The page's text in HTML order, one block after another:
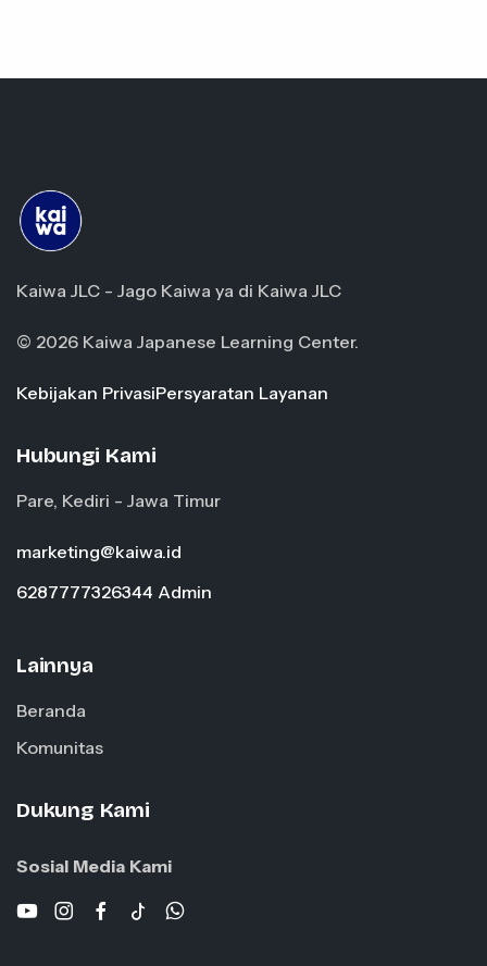
Kaiwa JLC - Jago Kaiwa ya di Kaiwa JLC
© 2026 Kaiwa Japanese Learning Center.
Kebijakan PrivasiPersyaratan Layanan
Hubungi Kami
Pare, Kediri - Jawa Timur
marketing@kaiwa.id
6287777326344 Admin
Lainnya
Beranda
Komunitas
Dukung Kami
Sosial Media Kami